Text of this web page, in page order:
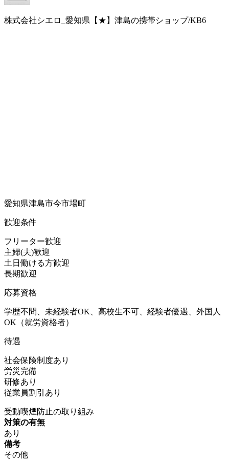
株式会社シエロ_愛知県【★】津島の携帯ショップ/KB6
愛知県津島市今市場町
歓迎条件
フリーター歓迎
主婦(夫)歓迎
土日働ける方歓迎
長期歓迎
応募資格
学歴不問、未経験者OK、高校生不可、経験者優遇、外国人
OK（就労資格者）
待遇
社会保険制度あり
労災完備
研修あり
従業員割引あり
受動喫煙防止の取り組み
対策の有無
あり
備考
その他